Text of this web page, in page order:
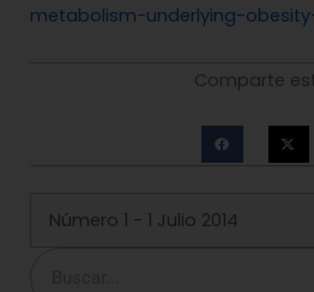
metabolism-underlying-
Comparte